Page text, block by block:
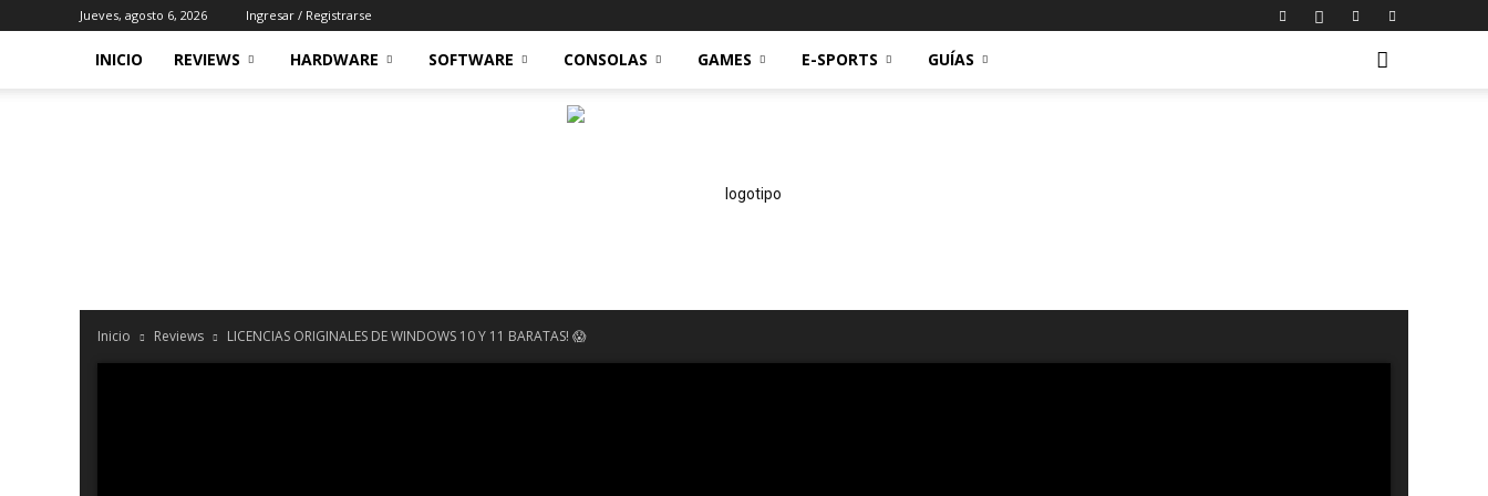
Jueves, agosto 6, 2026 Ingresar / Registrarse
INICIO REVIEWS HARDWARE SOFTWARE CONSOLAS GAMES E-SPORTS GUÍAS
Inicio Reviews LICENCIAS ORIGINALES DE WINDOWS 10 Y 11 BARATAS! 😱